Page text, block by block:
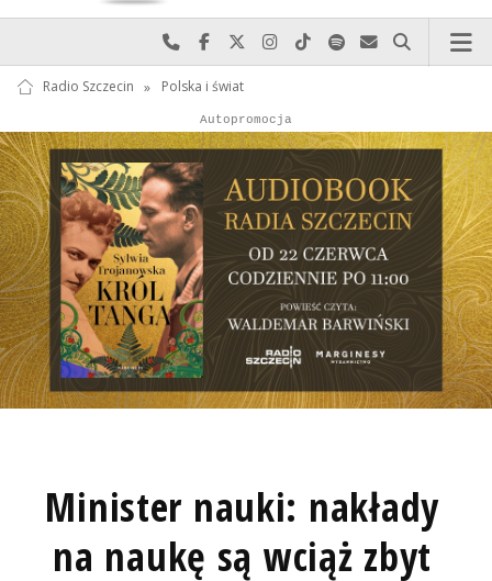
Najlepiej po prostu do nas zadzwoń
Odwiedź nas na Facebook-u
Odwiedź nas na X
Odwiedź nas na Instagram-ie
Odwiedź nas na TikTok-u
Szukaj nas na Spotify
Wyślij do nas
Szukaj
Radio Szczecin » Polska i świat
Reklama
Autopromocja
Autopromocja
Minister nauki: nakłady
na naukę są wciąż zbyt